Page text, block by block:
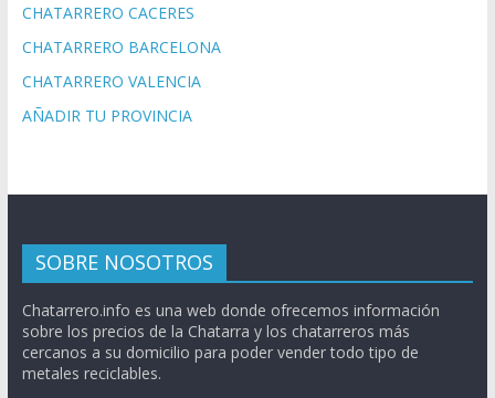
CHATARRERO CACERES
CHATARRERO BARCELONA
CHATARRERO VALENCIA
AÑADIR TU PROVINCIA
SOBRE NOSOTROS
Chatarrero.info es una web donde ofrecemos información
sobre los precios de la Chatarra y los chatarreros más
cercanos a su domicilio para poder vender todo tipo de
metales reciclables.